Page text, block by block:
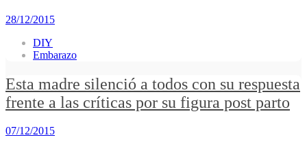
28/12/2015
DIY
Embarazo
Esta madre silenció a todos con su respuesta
frente a las críticas por su figura post parto
07/12/2015